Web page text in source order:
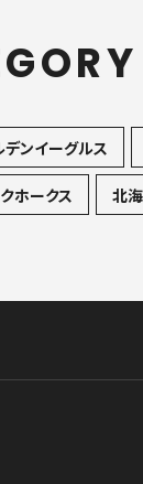
ンイーグルス
ホークス 北